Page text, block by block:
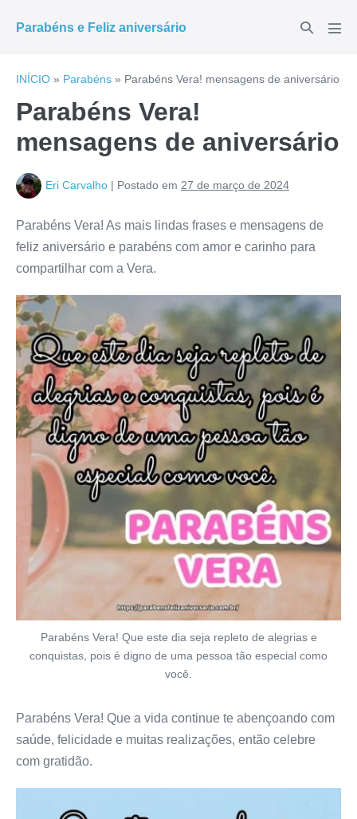
para
conteúdo
Parabéns e Feliz aniversário
Alternar
INÍCIO » Parabéns » Parabéns Vera! mensagens de aniversário
Parabéns Vera!
mensagens de aniversário
Eri Carvalho | Postado em 27 de março de 2024
Parabéns Vera! As mais lindas frases e mensagens de
feliz aniversário e parabéns com amor e carinho para
compartilhar com a Vera.
Parabéns Vera! Que este dia seja repleto de alegrias e
conquistas, pois é digno de uma pessoa tão especial como
você.
Parabéns Vera! Que a vida continue te abençoando com
saúde, felicidade e muitas realizações, então celebre
com gratidão.